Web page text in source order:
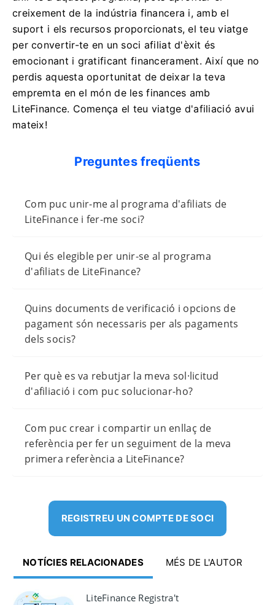
creixement de la indústria financera i, amb el
suport i els recursos proporcionats, el teu viatge
per convertir-te en un soci afiliat d'èxit és
emocionant i gratificant financerament. Així que no
perdis aquesta oportunitat de deixar la teva
empremta en el món de les finances amb
LiteFinance. Comença el teu viatge d'afiliació avui
mateix!
Preguntes freqüents
Com puc unir-me al programa d'afiliats de
LiteFinance i fer-me soci?
Qui és elegible per unir-se al programa
d'afiliats de LiteFinance?
Quins documents de verificació i opcions de
pagament són necessaris per als pagaments
dels socis?
Per què es va rebutjar la meva sol·licitud
d'afiliació i com puc solucionar-ho?
Com puc crear i compartir un enllaç de
referència per fer un seguiment de la meva
primera referència a LiteFinance?
REGISTREU UN COMPTE DE SOCI
NOTÍCIES RELACIONADES MÉS DE L'AUTOR
LiteFinance Registra't